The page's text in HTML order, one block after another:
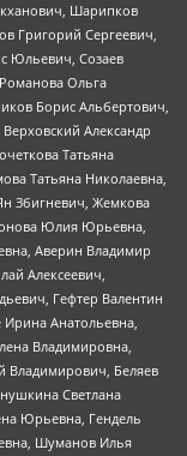
Шарипков
Григорий Сергеевич,
Юльевич, Созаев
Ольга
Борис Альбертович,
Александр
Татьяна
Татьяна Николаевна,
Збигневич, Жемкова
Юлия Юрьевна,
Аверин Владимир
Алексеевич,
Гефтер Валентин
Анатольевна,
Владимировна,
Владимирович, Беляев
Светлана
Юрьевна, Гендель
Шуманов Илья